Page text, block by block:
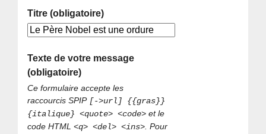
Titre (obligatoire)
Texte de votre message
(obligatoire)
Ce formulaire accepte les
raccourcis SPIP [->url] {{gras}}
{italique} <quote> <code> et le
code HTML<q> <del> <ins>. Pour